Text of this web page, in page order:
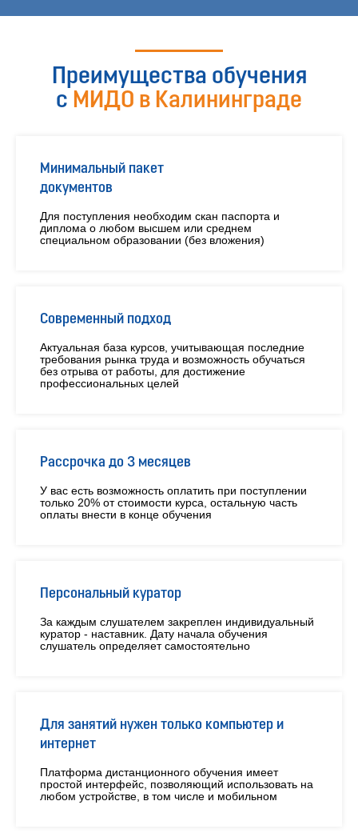
Преимущества обучения
с МИДО в Калининграде
Минимальный пакет
документов
Для поступления необходим скан паспорта и
диплома о любом высшем или среднем
специальном образовании (без вложения)
Современный подход
Актуальная база курсов, учитывающая последние
требования рынка труда и возможность обучаться
без отрыва от работы, для достижение
профессиональных целей
Рассрочка до 3 месяцев
У вас есть возможность оплатить при поступлении
только 20% от стоимости курса, остальную часть
оплаты внести в конце обучения
Персональный куратор
За каждым слушателем закреплен индивидуальный
куратор - наставник. Дату начала обучения
слушатель определяет самостоятельно
Для занятий нужен только компьютер и
интернет
Платформа дистанционного обучения имеет
простой интерфейс, позволяющий использовать на
любом устройстве, в том числе и мобильном